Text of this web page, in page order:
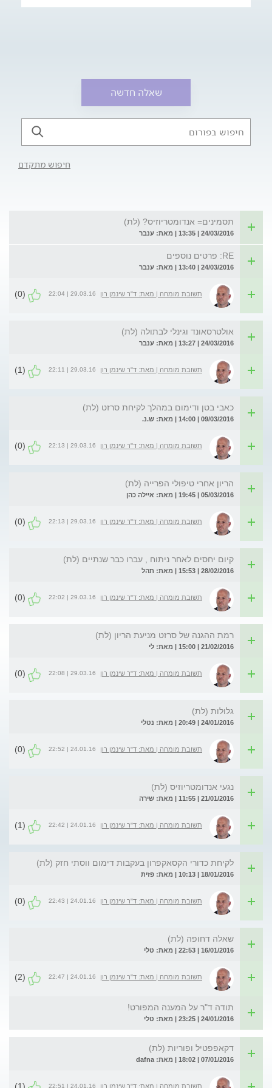
שאלה חדשה
חיפוש מתקדם
תסמינים= אנדומטריוזיס? (לת)
24/03/2016 | 13:35 | מאת: ענבר
RE: פרטים נוספים
24/03/2016 | 13:40 | מאת: ענבר
תשובת מומחה | מאת: ד"ר שינמן רון 29.03.16 | 22:04
(0)
אולטרסאונד וגינלי לבתולה (לת)
24/03/2016 | 13:27 | מאת: ענבר
תשובת מומחה | מאת: ד"ר שינמן רון 29.03.16 | 22:11
(1)
כאבי בטן ודימום במהלך לקיחת סרזט (לת)
09/03/2016 | 14:00 | מאת: ש.נ.
תשובת מומחה | מאת: ד"ר שינמן רון 29.03.16 | 22:13
(0)
הריון אחרי טיפולי הפרייה (לת)
05/03/2016 | 19:45 | מאת: איילה כהן
תשובת מומחה | מאת: ד"ר שינמן רון 29.03.16 | 22:13
(0)
קיום יחסים לאחר ניתוח , עברו כבר שנתיים (לת)
28/02/2016 | 15:53 | מאת: תהל
תשובת מומחה | מאת: ד"ר שינמן רון 29.03.16 | 22:02
(0)
רמת ההגנה של סרזט מניעת הריון (לת)
21/02/2016 | 15:00 | מאת: לי
תשובת מומחה | מאת: ד"ר שינמן רון 29.03.16 | 22:08
(0)
גלולות (לת)
24/01/2016 | 20:49 | מאת: נטלי
תשובת מומחה | מאת: ד"ר שינמן רון 24.01.16 | 22:52
(0)
נגעי אנדומטריוזיס (לת)
21/01/2016 | 11:55 | מאת: שירה
תשובת מומחה | מאת: ד"ר שינמן רון 24.01.16 | 22:42
(1)
לקיחת כדורי הקסאקפרון בעקבות דימום ווסתי חזק (לת)
18/01/2016 | 10:13 | מאת: פזית
תשובת מומחה | מאת: ד"ר שינמן רון 24.01.16 | 22:43
(0)
שאלה דחופה (לת)
16/01/2016 | 22:53 | מאת: טלי
תשובת מומחה | מאת: ד"ר שינמן רון 24.01.16 | 22:47
(2)
תודה ד"ר על המענה המפורט!
24/01/2016 | 23:25 | מאת: טלי
דקאפפטיל ופוריות (לת)
07/01/2016 | 18:02 | מאת: dafna
תשובת מומחה | מאת: ד"ר שינמן רון 24.01.16 | 22:51